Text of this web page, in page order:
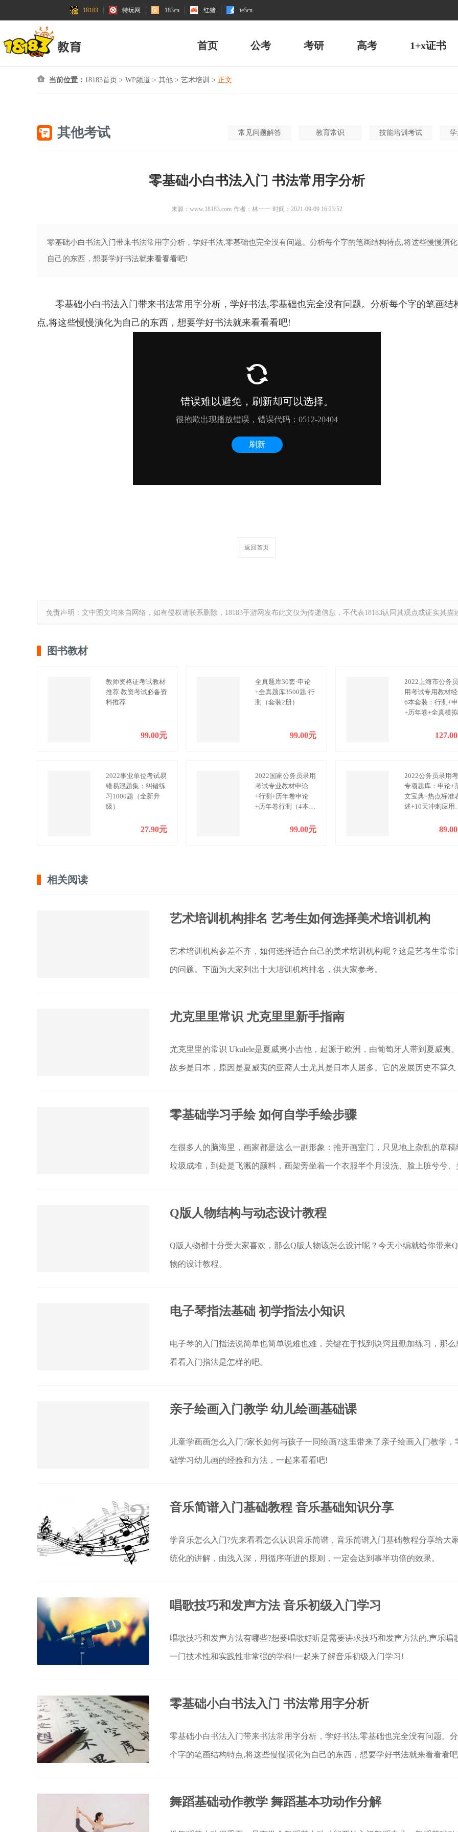
18183 特玩网 183cn 红猪 te5cn
首页 公考 考研 高考 1+x证书
当前位置： 18183首页 > WP频道 > 其他 > 艺术培训 > 正文
其他考试 常见问题解答 教育常识 技能培训考试 学
零基础小白书法入门 书法常用字分析
来源：www.18183.com 作者：林一一 时间：2021-09-09 16:23:52
零基础小白书法入门带来书法常用字分析，学好书法,零基础也完全没有问题。分析每个字的笔画结构特点,将这些慢慢演
自己的东西，想要学好书法就来看看看吧!
零基础小白书法入门带来书法常用字分析，学好书法,零基础也完全没有问题。分析每个字的笔画结
点,将这些慢慢演化为自己的东西，想要学好书法就来看看看吧!
返回首页
免责声明：文中图文均来自网络，如有侵权请联系删除，18183手游网发布此文仅为传递信息，不代表18183认同其观点或证实其描
图书教材
教师资格证考试教材
推荐 教资考试必备资
料推荐
99.00元
全真题库30套·申论
+全真题库3500题·行
测（套装2册）
99.00元
2022上海市公务
用考试专用教材
6本套装：行测+
+历年卷+全真模
2022事业单位考试易
错易混题集：纠错练
习1000题（全新升
级）
27.90元
2022国家公务员录用
考试专业教材申论
+行测+历年卷申论
+历年卷行测（4本
99.00元
2022公务员录用
专项题库：申论+
文宝典+热点标准
述+10天冲刺应用
相关阅读
艺术培训机构排名 艺考生如何选择美术培训机构
艺术培训机构参差不齐，如何选择适合自己的美术培训机构呢？这是艺考生常常
的问题。下面为大家列出十大培训机构排名，供大家参考。
尤克里里常识 尤克里里新手指南
尤克里里的常识 Ukulele是夏威夷小吉他，起源于欧洲，由葡萄牙人带到夏威夷
故乡是日本，原因是夏威夷的亚裔人士尤其是日本人居多。它的发展历史不算久
零基础学习手绘 如何自学手绘步骤
在很多人的脑海里，画家都是这么一副形象：推开画室门，只见地上杂乱的草稿
垃圾成堆，到处是飞溅的颜料，画架旁坐着一个衣服半个月没洗、脸上脏兮兮、
Q版人物结构与动态设计教程
Q版人物都十分受大家喜欢，那么Q版人物该怎么设计呢？今天小编就给你带来Q
物的设计教程。
电子琴指法基础 初学指法小知识
电子琴的入门指法说简单也简单说难也难，关键在于找到诀窍且勤加练习，那么
看看入门指法是怎样的吧。
亲子绘画入门教学 幼儿绘画基础课
儿童学画画怎么入门?家长如何与孩子一同绘画?这里带来了亲子绘画入门教学，
础学习幼儿画的经验和方法，一起来看看吧!
音乐简谱入门基础教程 音乐基础知识分享
学音乐怎么入门?先来看看怎么认识音乐简谱，音乐简谱入门基础教程分享给大
统化的讲解，由浅入深，用循序渐进的原则，一定会达到事半功倍的效果。
唱歌技巧和发声方法 音乐初级入门学习
唱歌技巧和发声方法有哪些?想要唱歌好听是需要讲求技巧和发声方法的,声乐唱
一门技术性和实践性非常强的学科!一起来了解音乐初级入门学习!
零基础小白书法入门 书法常用字分析
零基础小白书法入门带来书法常用字分析，学好书法,零基础也完全没有问题。
个字的笔画结构特点,将这些慢慢演化为自己的东西，想要学好书法就来看看看
舞蹈基础动作教学 舞蹈基本功动作分解